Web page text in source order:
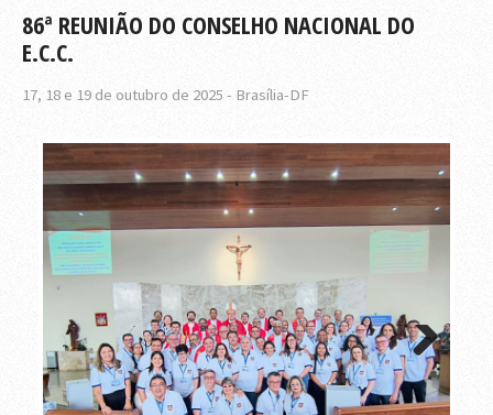
86ª REUNIÃO DO CONSELHO NACIONAL DO
E.C.C.
17, 18 e 19 de outubro de 2025 - Brasília-DF
Next